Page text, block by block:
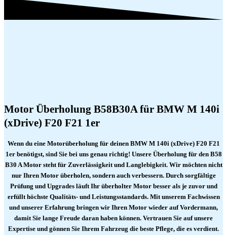
Motor Überholung B58B30A für BMW M 140i
(xDrive) F20 F21 1er
Wenn du eine Motorüberholung für deinen BMW M 140i (xDrive) F20 F21
1er benötigst, sind Sie bei uns genau richtig! Unsere Überholung für den B58
B30 A Motor steht für Zuverlässigkeit und Langlebigkeit. Wir möchten nicht
nur Ihren Motor überholen, sondern auch verbessern. Durch sorgfältige
Prüfung und Upgrades läuft Ihr überholter Motor besser als je zuvor und
erfüllt höchste Qualitäts- und Leistungsstandards. Mit unserem Fachwissen
und unserer Erfahrung bringen wir Ihren Motor wieder auf Vordermann,
damit Sie lange Freude daran haben können. Vertrauen Sie auf unsere
Expertise und gönnen Sie Ihrem Fahrzeug die beste Pflege, die es verdient.